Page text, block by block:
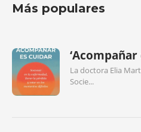
Más populares
La doctora Elia
Socie...